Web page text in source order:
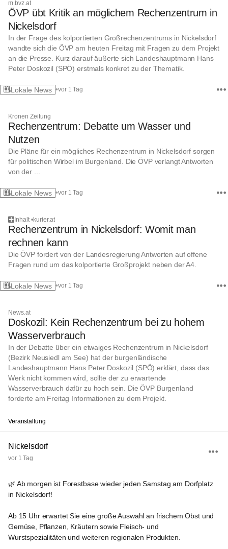
m.bvz.at
ÖVP übt Kritik an möglichem Rechenzentrum in
Nickelsdorf
In der Frage des kolportierten Großrechenzentrums in Nickelsdorf
wandte sich die ÖVP am heuten Freitag mit Fragen zu dem Projekt
an die Presse. Kurz darauf äußerte sich Landeshauptmann Hans
Peter Doskozil (SPÖ) erstmals konkret zu der Thematik.
Lokale News •vor 1 Tag
Kronen Zeitung
Rechenzentrum: Debatte um Wasser und
Nutzen
Die Pläne für ein mögliches Rechenzentrum in Nickelsdorf sorgen
für politischen Wirbel im Burgenland. Die ÖVP verlangt Antworten
von der ...
Lokale News •vor 1 Tag
Inhalt•kurier.at
Rechenzentrum in Nickelsdorf: Womit man
rechnen kann
Die ÖVP fordert von der Landesregierung Antworten auf offene
Fragen rund um das kolportierte Großprojekt neben der A4.
Lokale News •vor 1 Tag
News.at
Doskozil: Kein Rechenzentrum bei zu hohem
Wasserverbrauch
In der Debatte über ein etwaiges Rechenzentrum in Nickelsdorf
(Bezirk Neusiedl am See) hat der burgenländische
Landeshauptmann Hans Peter Doskozil (SPÖ) erklärt, dass das
Werk nicht kommen wird, sollte der zu erwartende
Wasserverbrauch dafür zu hoch sein. Die ÖVP Burgenland
forderte am Freitag Informationen zu dem Projekt.
Veranstaltung
Nickelsdorf
vor 1 Tag
🌿 Ab morgen ist Forestbase wieder jeden Samstag am Dorfplatz
in Nickelsdorf!
Ab 15 Uhr erwartet Sie eine große Auswahl an frischem Obst und
Gemüse, Pflanzen, Kräutern sowie Fleisch- und
Wurstspezialitäten und weiteren regionalen Produkten.